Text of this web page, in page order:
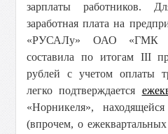
зарплаты работников.
заработная плата на
«РУСАЛу» ОАО «ГМК
составила по итогам III
рублей с учетом оплаты
легко подтверждается
«Норникеля»,
(впрочем, о